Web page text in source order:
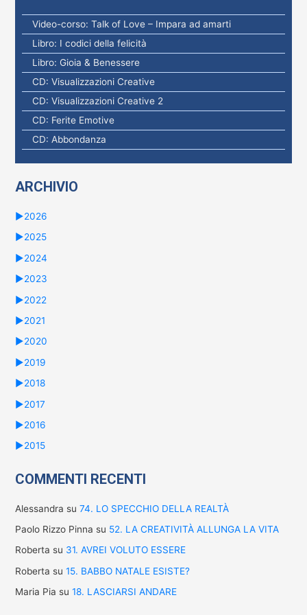
Video-corso: Talk of Love – Impara ad amarti
Libro: I codici della felicità
Libro: Gioia & Benessere
CD: Visualizzazioni Creative
CD: Visualizzazioni Creative 2
CD: Ferite Emotive
CD: Abbondanza
ARCHIVIO
►2026
►2025
►2024
►2023
►2022
►2021
►2020
►2019
►2018
►2017
►2016
►2015
COMMENTI RECENTI
Alessandra su 74. LO SPECCHIO DELLA REALTÀ
Paolo Rizzo Pinna su 52. LA CREATIVITÀ ALLUNGA LA VITA
Roberta su 31. AVREI VOLUTO ESSERE
Roberta su 15. BABBO NATALE ESISTE?
Maria Pia su 18. LASCIARSI ANDARE